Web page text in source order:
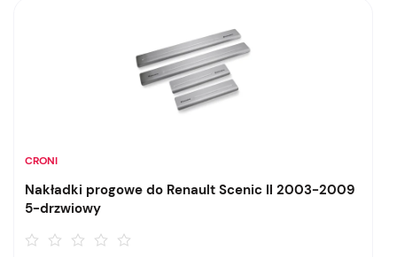
CRONI
Nakładki progowe do Renault Scenic II 2003-2009
5-drzwiowy